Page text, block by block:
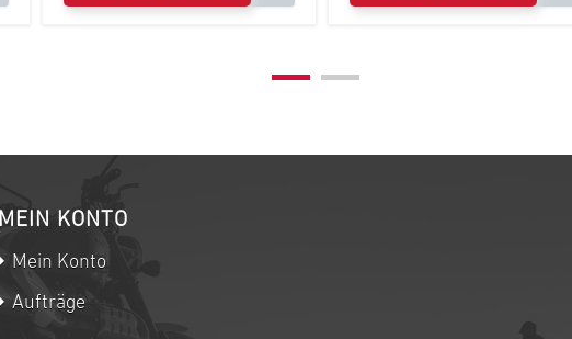
MEIN KONTO
Mein Konto
Aufträge